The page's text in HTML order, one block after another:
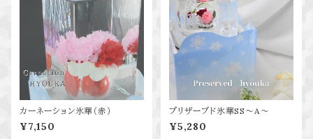
カーネーション氷華（赤）
¥7,150
プリザーブド氷華SS～A～
¥5,280